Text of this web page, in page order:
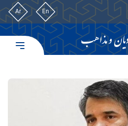
En
Ar